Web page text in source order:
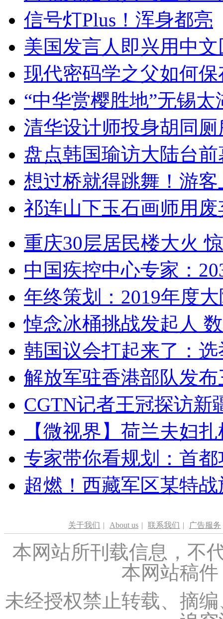
信号灯Plus！浑身都亮
美国发言人即兴用中
现代密码学之父如何
“中华赏樱胜地”无锡
清华设计师投身胡同
盘点韩国瑜访大陆台
想过桥就得跳舞！游客
祁连山下玉石画师用
重庆30层居民楼大火
中国疾控中心专家：
年终策划：2019年度
悼念冰桶挑战发起人
韩国议会打起来了：
解放军驻香港部队发
CGTN记者王冠探访新
【微视界】荷兰夫妇
专家带你看规划：首
超燃！西藏军区某特
关于我们 | About us | 联系我们 | 广告服务
本网站所刊载信息，不
本网站稿
未经授权禁止转载、摘